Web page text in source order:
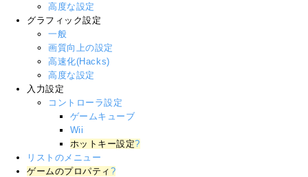
高度な設定
グラフィック設定
一般
画質向上の設定
高速化(Hacks)
高度な設定
入力設定
コントローラ設定
ゲームキューブ
Wii
ホットキー設定?
リストのメニュー
ゲームのプロパティ ?